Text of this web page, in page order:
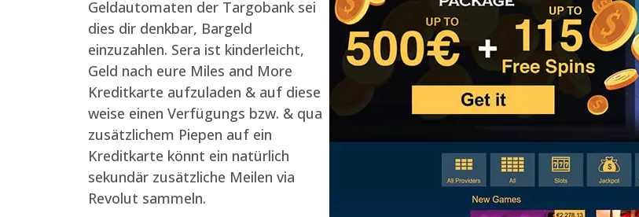
Geldautomaten der Targobank sei
dies dir denkbar, Bargeld
einzuzahlen. Sera ist kinderleicht,
Geld nach eure Miles and More
Kreditkarte aufzuladen & auf diese
weise einen Verfügungs bzw. & qua
zusätzlichem Piepen auf ein
Kreditkarte könnt ein natürlich
sekundär zusätzliche Meilen via
Revolut sammeln.